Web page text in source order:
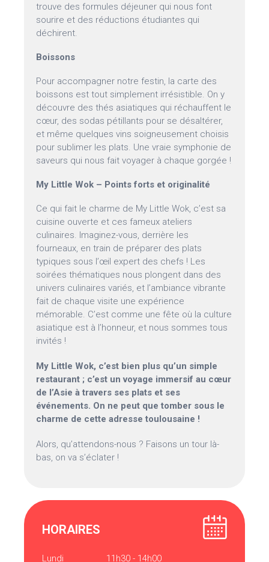
trouve des formules déjeuner qui nous font
sourire et des réductions étudiantes qui
déchirent.
Boissons
Pour accompagner notre festin, la carte des
boissons est tout simplement irrésistible. On y
découvre des thés asiatiques qui réchauffent le
cœur, des sodas pétillants pour se désaltérer,
et même quelques vins soigneusement choisis
pour sublimer les plats. Une vraie symphonie de
saveurs qui nous fait voyager à chaque gorgée !
My Little Wok – Points forts et originalité
Ce qui fait le charme de My Little Wok, c’est sa
cuisine ouverte et ces fameux ateliers
culinaires. Imaginez-vous, derrière les
fourneaux, en train de préparer des plats
typiques sous l’œil expert des chefs ! Les
soirées thématiques nous plongent dans des
univers culinaires variés, et l’ambiance vibrante
fait de chaque visite une expérience
mémorable. C’est comme une fête où la culture
asiatique est à l’honneur, et nous sommes tous
invités !
My Little Wok, c’est bien plus qu’un simple
restaurant ; c’est un voyage immersif au cœur
de l’Asie à travers ses plats et ses
événements. On ne peut que tomber sous le
charme de cette adresse toulousaine !
Alors, qu’attendons-nous ? Faisons un tour là-
bas, on va s’éclater !
HORAIRES
Lundi 11h30 - 14h00